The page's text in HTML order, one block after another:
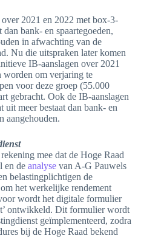
2021 en 2022 met box-3-
bank- en spaartegoeden,
in afwachting van de
Nu die uitspraken later komen
IB-aanslagen over 2021
worden om verjaring te
voor deze groep (55.000
gebracht. Ook de IB-aanslagen
meer bestaat dan bank- en
aangehouden.
mee dat de Hoge Raad
en de analyse van A-G Pauwels
belastingplichtigen de
het werkelijke rendement
wordt het digitale formulier
ontwikkeld. Dit formulier wordt
geïmplementeerd, zodra
bij de Hoge Raad bekend